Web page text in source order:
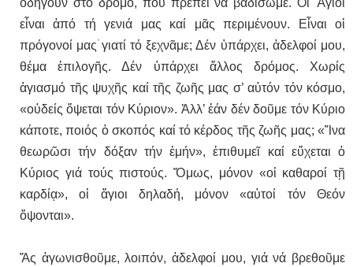
ὁδηγοῦν στό δρόμο, πού πρέπει νά βαδίσωμε. Οἱ Ἅγιοι
εἶναι ἀπό τή γενιά μας καί μᾶς περιμένουν. Εἶναι οἱ
πρόγονοί μας۠ γιατί τό ξεχνᾶμε; Δέν ὑπάρχει, ἀδελφοί μου,
θέμα ἐπιλογῆς. Δέν ὑπάρχει ἄλλος δρόμος. Χωρίς
ἁγιασμό τῆς ψυχῆς καί τῆς ζωῆς μας σ’ αὐτόν τόν κόσμο,
«οὐδείς ὄψεται τόν Κύριον». Ἀλλ’ ἐάν δέν δοῦμε τόν Κύριο
κάποτε, ποιός ὁ σκοπός καί τό κέρδος τῆς ζωῆς μας; «Ἴνα
θεωρῶσι τήν δόξαν τήν ἐμήν», ἐπιθυμεῖ καί εὔχεται ὁ
Κύριος γιά τούς πιστούς. Ὅμως, μόνον «οἱ καθαροί τῇ
καρδίᾳ», οἱ ἅγιοι δηλαδή, μόνον «αὐτοί τόν Θεόν
ὄψονται».
Ἄς ἀγωνισθοῦμε, λοιπόν, ἀδελφοί μου, γιά νά βρεθοῦμε